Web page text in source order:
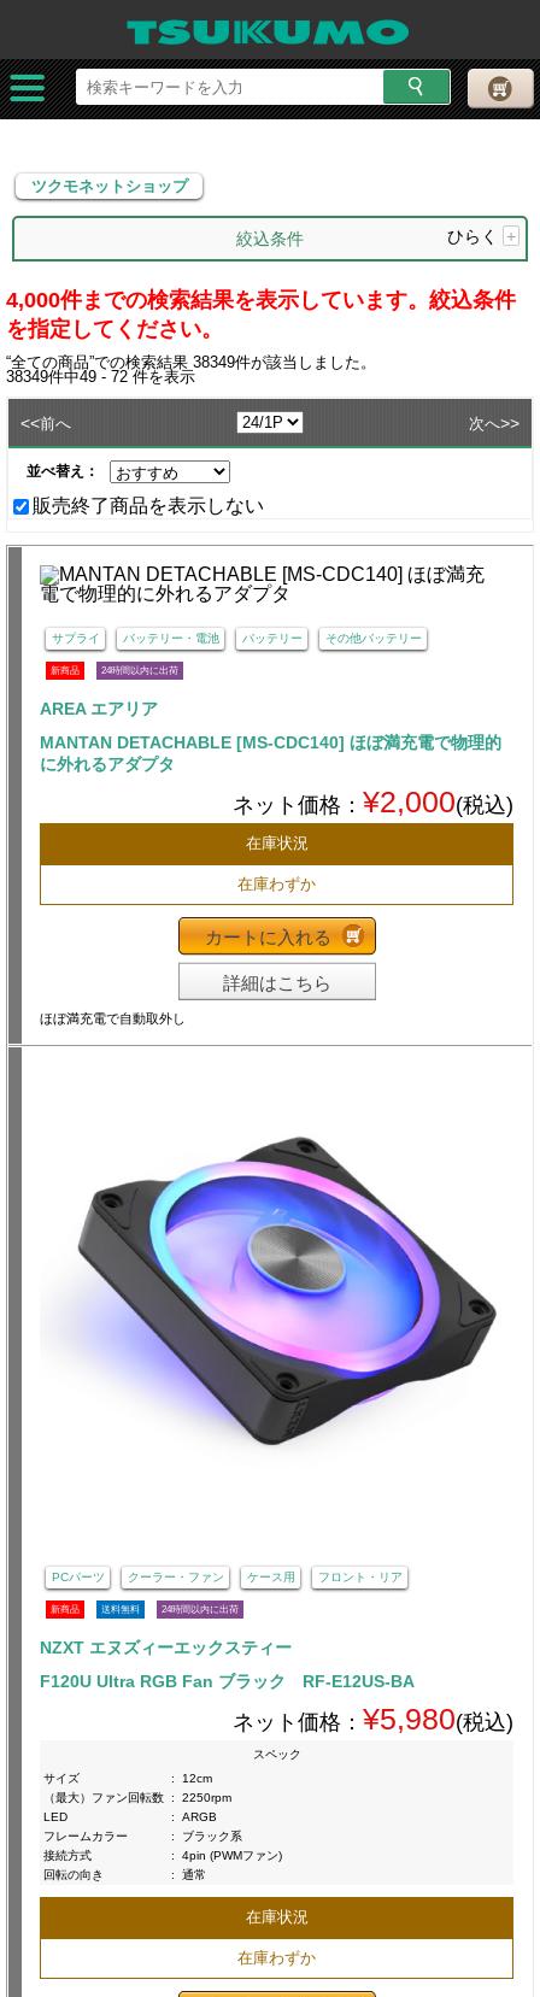
ツクモネットショップ
ツクモネットショップ
絞込条件 ひらく +
4,000件までの検索結果を表示しています。絞込条件
を指定してください。
“全ての商品”での検索結果 38349件が該当しました。
38349件中49 - 72 件を表示
<<前へ 次へ>>
並べ替え：
販売終了商品を表示しない
サプライ バッテリー・電池 バッテリー その他バッテリー
新商品 24時間以内に出荷
AREA エアリア
MANTAN DETACHABLE [MS-CDC140] ほぼ満充電で物理的
に外れるアダプタ
ネット価格： ¥2,000(税込)
在庫状況
在庫わずか
カートに入れる
詳細はこちら
ほぼ満充電で自動取外し
PCパーツ クーラー・ファン ケース用 フロント・リア
新商品 送料無料 24時間以内に出荷
NZXT エヌズィーエックスティー
F120U Ultra RGB Fan ブラック RF-E12US-BA
ネット価格： ¥5,980(税込)
スペック
サイズ
:
12cm
（最大）ファン回転数 :
2250rpm
LED
:
ARGB
フレームカラー
:
ブラック系
接続方式
:
4pin (PWMファン)
回転の向き
: 通常
在庫状況
在庫わずか